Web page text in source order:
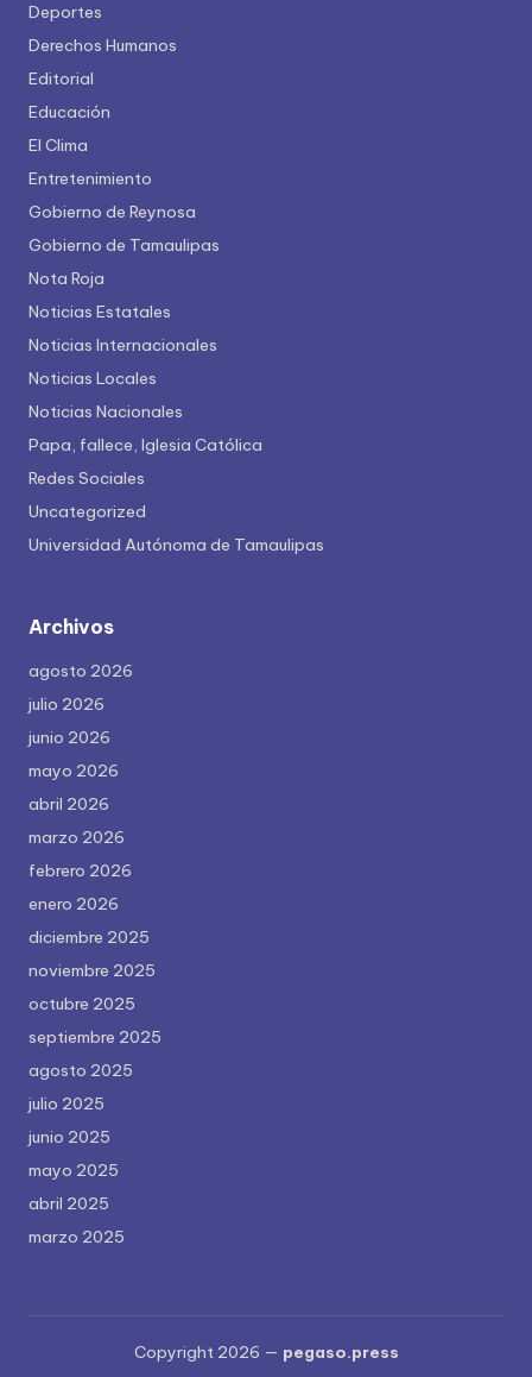
Deportes
Derechos Humanos
Editorial
Educación
El Clima
Entretenimiento
Gobierno de Reynosa
Gobierno de Tamaulipas
Nota Roja
Noticias Estatales
Noticias Internacionales
Noticias Locales
Noticias Nacionales
Papa, fallece, Iglesia Católica
Redes Sociales
Uncategorized
Universidad Autónoma de Tamaulipas
Archivos
agosto 2026
julio 2026
junio 2026
mayo 2026
abril 2026
marzo 2026
febrero 2026
enero 2026
diciembre 2025
noviembre 2025
octubre 2025
septiembre 2025
agosto 2025
julio 2025
junio 2025
mayo 2025
abril 2025
marzo 2025
Copyright 2026 — pegaso.press